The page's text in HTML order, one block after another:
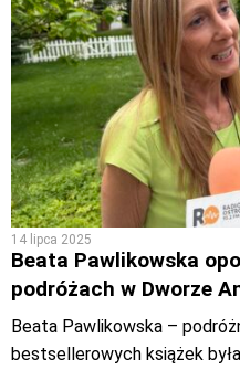
14 lipca 2025
Beata Pawlikowska
podróżach w Dworze
Beata Pawlikowska –
bestsellerowych książek